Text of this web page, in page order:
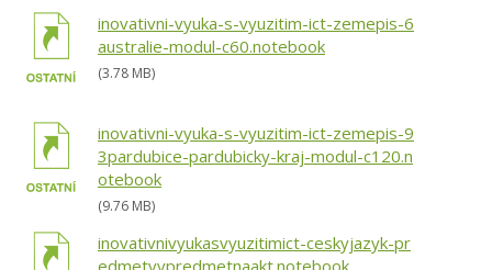
inovativni-vyuka-s-vyuzitim-ict-zemepis-6
australie-modul-c60.notebook
(3.78 MB)
inovativni-vyuka-s-vyuzitim-ict-zemepis-9
3pardubice-pardubicky-kraj-modul-c120.n
otebook
(9.76 MB)
inovativnivyukasvyuzitimict-ceskyjazyk-pr